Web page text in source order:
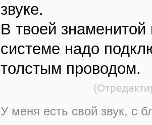
звуке.
В твоей
системе надо
толстым проводом.
У меня есть свой звук, с